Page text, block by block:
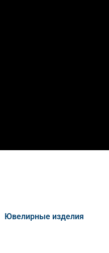
Ювелирные изделия